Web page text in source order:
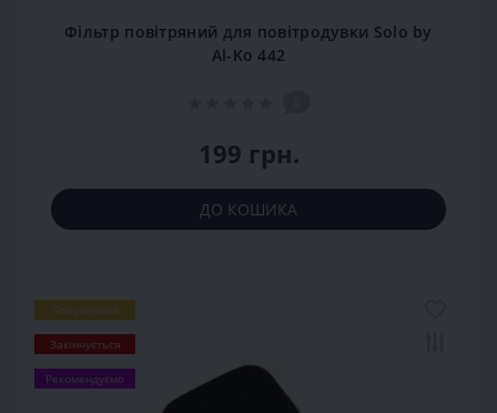
Фільтр повітряний для повітродувки Solo by
Al-Ko 442
199 грн.
ДО КОШИКА
Популярний
Закінчується
Рекомендуємо